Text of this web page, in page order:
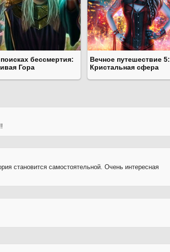
бессмертия:
Гора
Вечное путешествие 5:
Кристальная сфера
становится самостоятельной. Очень интересная